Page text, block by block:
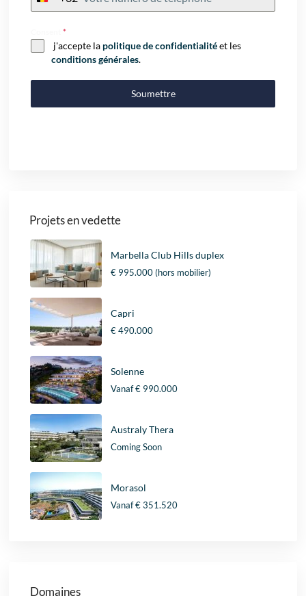
Consent*
j'accepte la politique de confidentialitéet les
conditions générales.
Soumettre
Projets en vedette
Marbella Club Hills duplex
€ 995.000(hors mobilier)
Capri
€ 490.000
Solenne
Vanaf€ 990.000
Australy Thera
Coming Soon
Morasol
Vanaf€ 351.520
Domaines